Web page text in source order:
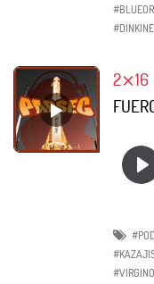
2⨯16